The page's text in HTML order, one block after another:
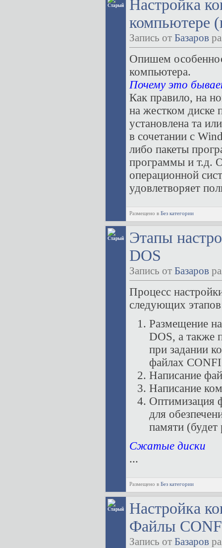
Настройка
компьютере
Запись от Базаров
Опишем
компьютера.
Почему это
Как правило, на
на жестком диске
установлена та
в сочетании с
либо пакеты
программы и т.д.
операционной
удовлетворяет
Размещено в Без категории
Этапы
DOS
Запись от Базаров
Процесс
следующих
Размещение
DOS, а также
при задании
файлах
Написание
Написание
Оптимизация
для
памяти (будет
Сжатые диски
...
Размещено в Без категории
Настройка
Файлы
Запись от Базаров